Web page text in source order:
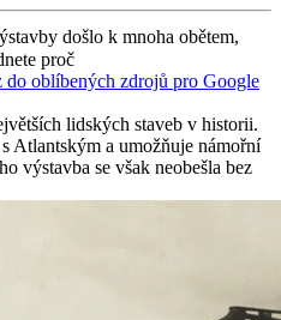
došlo k mnoha obětem,
proč
do oblíbených zdrojů pro Google
lidských staveb v historii.
Atlantským a umožňuje námořní
výstavba se však neobešla bez